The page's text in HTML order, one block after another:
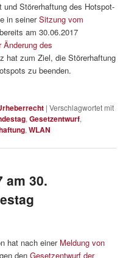
Störerhaftung des Hotspot-
in seinerSitzung vom
bereits am 30.06.2017
des
hat zum Ziel, die Störerhaftung
zu beenden.
|Verschlagwortet mit
,Gesetzentwurf,
,WLAN
am 30.
hat nach einer Meldung von
denGesetzentwurf der